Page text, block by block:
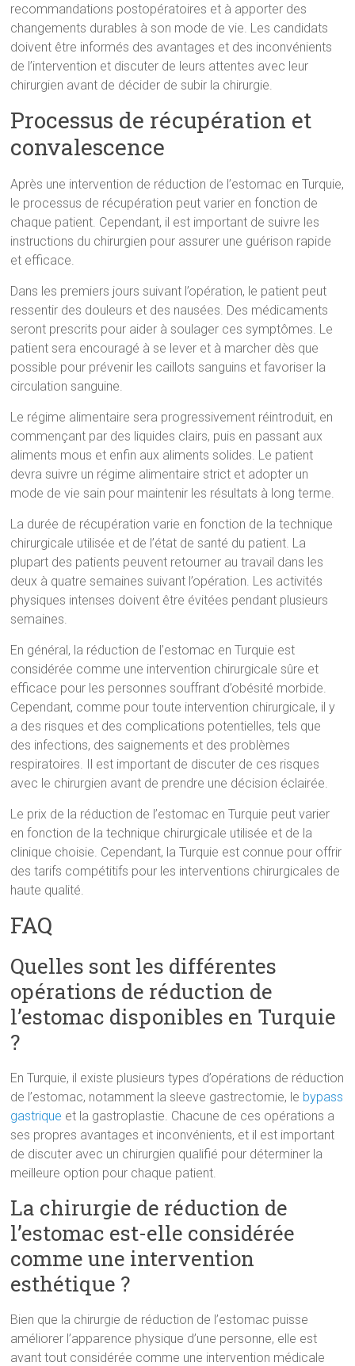
recommandations postopératoires et à apporter des
changements durables à son mode de vie. Les candidats
doivent être informés des avantages et des inconvénients
de l’intervention et discuter de leurs attentes avec leur
chirurgien avant de décider de subir la chirurgie.
Processus de récupération et
convalescence
Après une intervention de réduction de l’estomac en Turquie,
le processus de récupération peut varier en fonction de
chaque patient. Cependant, il est important de suivre les
instructions du chirurgien pour assurer une guérison rapide
et efficace.
Dans les premiers jours suivant l’opération, le patient peut
ressentir des douleurs et des nausées. Des médicaments
seront prescrits pour aider à soulager ces symptômes. Le
patient sera encouragé à se lever et à marcher dès que
possible pour prévenir les caillots sanguins et favoriser la
circulation sanguine.
Le régime alimentaire sera progressivement réintroduit, en
commençant par des liquides clairs, puis en passant aux
aliments mous et enfin aux aliments solides. Le patient
devra suivre un régime alimentaire strict et adopter un
mode de vie sain pour maintenir les résultats à long terme.
La durée de récupération varie en fonction de la technique
chirurgicale utilisée et de l’état de santé du patient. La
plupart des patients peuvent retourner au travail dans les
deux à quatre semaines suivant l’opération. Les activités
physiques intenses doivent être évitées pendant plusieurs
semaines.
En général, la réduction de l’estomac en Turquie est
considérée comme une intervention chirurgicale sûre et
efficace pour les personnes souffrant d’obésité morbide.
Cependant, comme pour toute intervention chirurgicale, il y
a des risques et des complications potentielles, tels que
des infections, des saignements et des problèmes
respiratoires. Il est important de discuter de ces risques
avec le chirurgien avant de prendre une décision éclairée.
Le prix de la réduction de l’estomac en Turquie peut varier
en fonction de la technique chirurgicale utilisée et de la
clinique choisie. Cependant, la Turquie est connue pour offrir
des tarifs compétitifs pour les interventions chirurgicales de
haute qualité.
FAQ
Quelles sont les différentes
opérations de réduction de
l’estomac disponibles en Turquie
?
En Turquie, il existe plusieurs types d’opérations de réduction
de l’estomac, notamment la sleeve gastrectomie, le bypass
gastrique et la gastroplastie. Chacune de ces opérations a
ses propres avantages et inconvénients, et il est important
de discuter avec un chirurgien qualifié pour déterminer la
meilleure option pour chaque patient.
La chirurgie de réduction de
l’estomac est-elle considérée
comme une intervention
esthétique ?
Bien que la chirurgie de réduction de l’estomac puisse
améliorer l’apparence physique d’une personne, elle est
avant tout considérée comme une intervention médicale